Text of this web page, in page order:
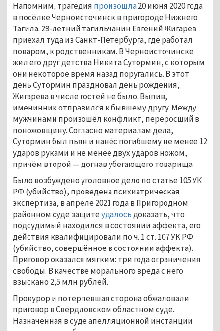
Напомним, трагедия произошла20 июня 2020 года
в посёлке Черноисточинск в пригороде Нижнего
Тагила. 29-летний тагильчанин Евгений Жигарев
приехал туда из Санкт-Петербурга, где работал
поваром, к родственникам. В Черноисточинске
жил его друг детства Никита Сутормин, с которым
они некоторое время назад поругались. В этот
день Сутормин праздновал день рождения,
Жигарева в числе гостей не было. Выпив,
именинник отправился к бывшему другу. Между
мужчинами произошёл конфликт, переросший в
поножовщину. Согласно материалам дела,
Сутормин был пьян и нанёс погибшему не менее 12
ударов руками и не менее двух ударов ножом,
причём второй — догнав убегающего товарища.
Было возбуждено уголовное дело по статье 105 УК
РФ (убийство), проведена психиатрическая
экспертиза, в апреле 2021 года в Пригородном
районном суде защитеудалосьдоказать, что
подсудимый находился в состоянии аффекта, его
действия квалифицировали по ч. 1 ст. 107 УК РФ
(убийство, совершённое в состоянии аффекта).
Приговор оказался мягким: три года ограничения
свободы. В качестве морального вреда с него
взыскано 2,5 млн рублей.
Прокурор и потерпевшая сторона обжаловали
приговор в Свердловском областном суде.
Назначенная в суде апелляционной инстанции